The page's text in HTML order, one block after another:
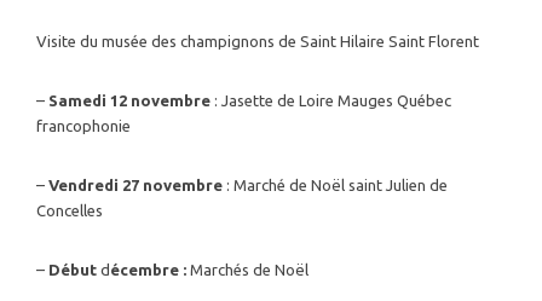
Visite du musée des champignons de Saint Hilaire Saint Florent
– Samedi 12 novembre : Jasette de Loire Mauges Québec
francophonie
– Vendredi 27 novembre : Marché de Noël saint Julien de
Concelles
– Début d écembre : Marchés de Noël